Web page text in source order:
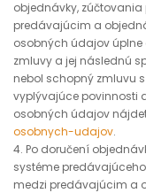
objednávky,
predávajúcim a
osobných údajov úplne
zmluvy a jej následnú
nebol schopný zmluvu
vyplývajúce povinnosti
osobných údajov
osobnych-udajov.
4. Po doručení
systéme
medzi predávajúcim a